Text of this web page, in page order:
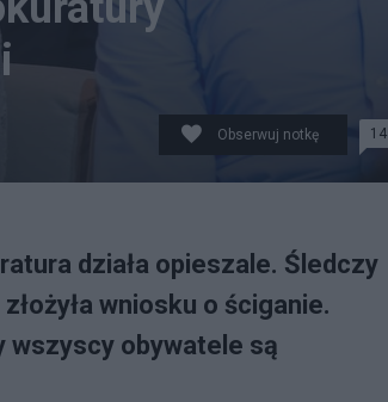
Obserwuj notkę 14
działa opieszale. Śledczy
wniosku o ściganie.
wszyscy obywatele są